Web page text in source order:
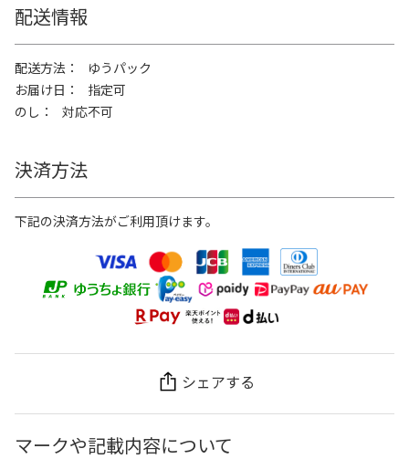
配送情報
配送方法
ゆうパック
お届け日
指定可
のし
対応不可
決済方法
下記の決済方法がご利用頂けます。
シェアする
マークや記載内容について